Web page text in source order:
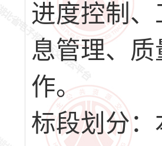
进度控制
息管理、
作。
标段划分